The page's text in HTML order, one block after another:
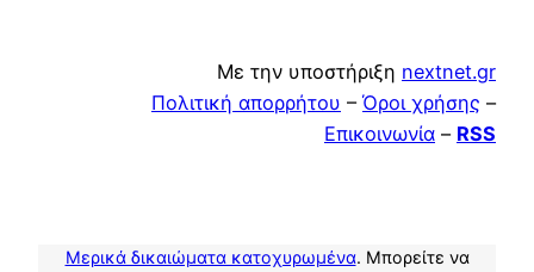
Με την υποστήριξη nextnet.gr
Πολιτική απορρήτου – Όροι χρήσης –
Επικοινωνία – RSS
Μερικά δικαιώματα κατοχυρωμένα. Μπορείτε να